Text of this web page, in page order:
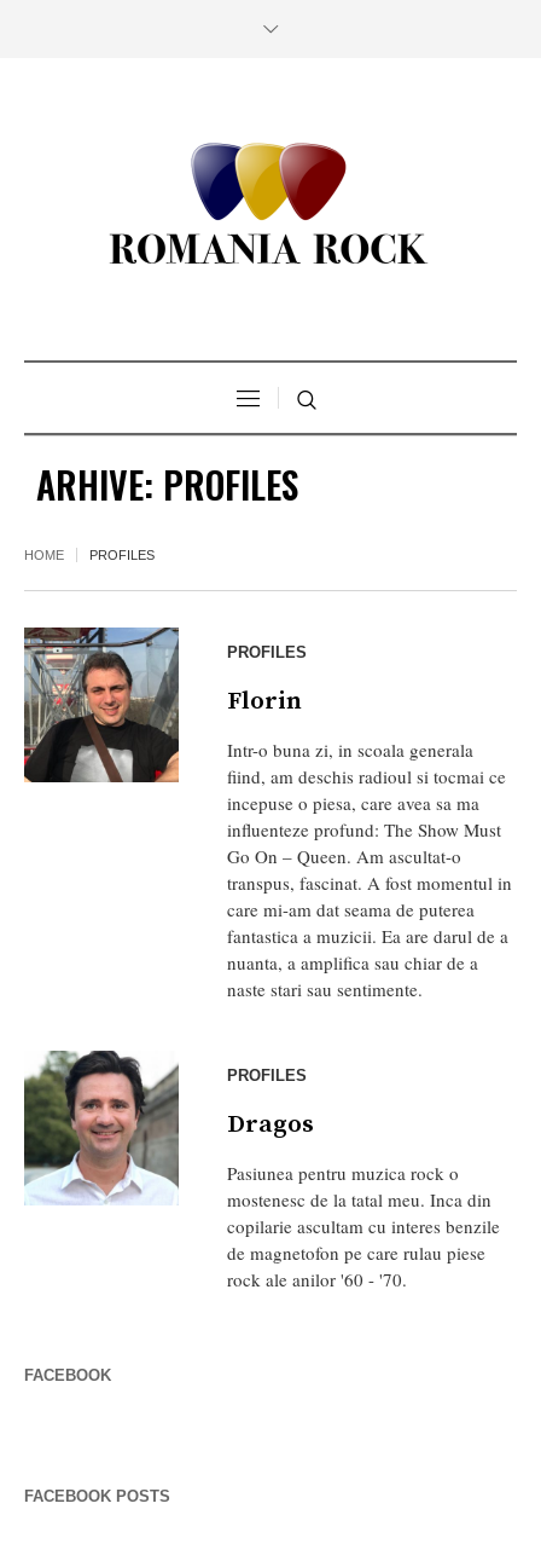
ARHIVE: PROFILES
HOME PROFILES
PROFILES
Florin
Intr-o buna zi, in scoala generala
fiind, am deschis radioul si tocmai ce
incepuse o piesa, care avea sa ma
influenteze profund: The Show Must
Go On – Queen. Am ascultat-o
transpus, fascinat. A fost momentul in
care mi-am dat seama de puterea
fantastica a muzicii. Ea are darul de a
nuanta, a amplifica sau chiar de a
naste stari sau sentimente.
PROFILES
Dragos
Pasiunea pentru muzica rock o
mostenesc de la tatal meu. Inca din
copilarie ascultam cu interes benzile
de magnetofon pe care rulau piese
rock ale anilor '60 - '70.
FACEBOOK
FACEBOOK POSTS